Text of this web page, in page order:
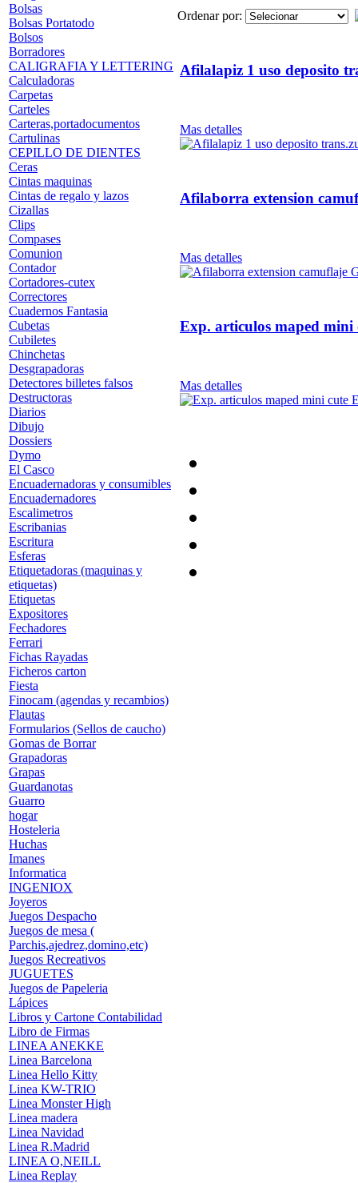
Bolsas
Bolsas Portatodo
Bolsos
Borradores
CALIGRAFIA Y LETTERING
Calculadoras
Carpetas
Carteles
Carteras,portadocumentos
Cartulinas
CEPILLO DE DIENTES
Ceras
Cintas maquinas
Cintas de regalo y lazos
Cizallas
Clips
Compases
Comunion
Contador
Cortadores-cutex
Correctores
Cuadernos Fantasia
Cubetas
Cubiletes
Chinchetas
Desgrapadoras
Detectores billetes falsos
Destructoras
Diarios
Dibujo
Dossiers
Dymo
El Casco
Encuadernadoras y consumibles
Encuadernadores
Escalimetros
Escribanias
Escritura
Esferas
Etiquetadoras (maquinas y
etiquetas)
Etiquetas
Expositores
Fechadores
Ferrari
Fichas Rayadas
Ficheros carton
Fiesta
Finocam (agendas y recambios)
Flautas
Formularios (Sellos de caucho)
Gomas de Borrar
Grapadoras
Grapas
Guardanotas
Guarro
hogar
Hosteleria
Huchas
Imanes
Informatica
INGENIOX
Joyeros
Juegos Despacho
Juegos de mesa (
Parchis,ajedrez,domino,etc)
Juegos Recreativos
JUGUETES
Juegos de Papeleria
Lápices
Libros y Cartone Contabilidad
Libro de Firmas
LINEA ANEKKE
Linea Barcelona
Linea Hello Kitty
Linea KW-TRIO
Linea Monster High
Linea madera
Linea Navidad
Linea R.Madrid
LINEA O,NEILL
Linea Replay
Ordenar por:
Afilalapiz 1 uso deposito
Mas detalles
Afilaborra extension
Mas detalles
Exp. articulos maped mini
Mas detalles